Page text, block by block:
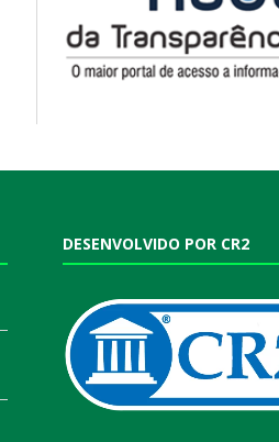
DESENVOLVIDO POR CR2